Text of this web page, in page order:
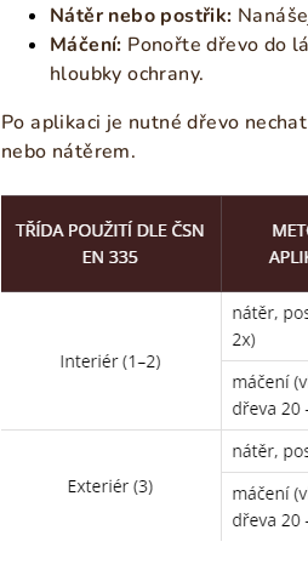
Nátěr nebo postřik:
Máčení: Ponořte dřevo do
hloubky ochrany.
Po aplikaci je nutné dřevo
nebo nátěrem.